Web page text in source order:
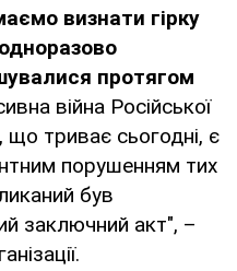
визнати гірку
протягом
війна Російської
що триває сьогодні, є
порушенням тих
був
заключний акт", –